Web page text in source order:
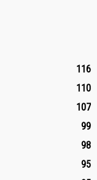
116
110
107
99
98
95